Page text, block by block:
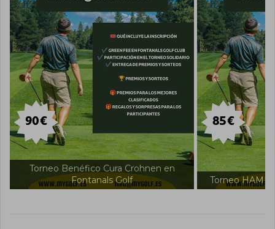
Torneo HAMILTON en Fontanals Golf
Torneo